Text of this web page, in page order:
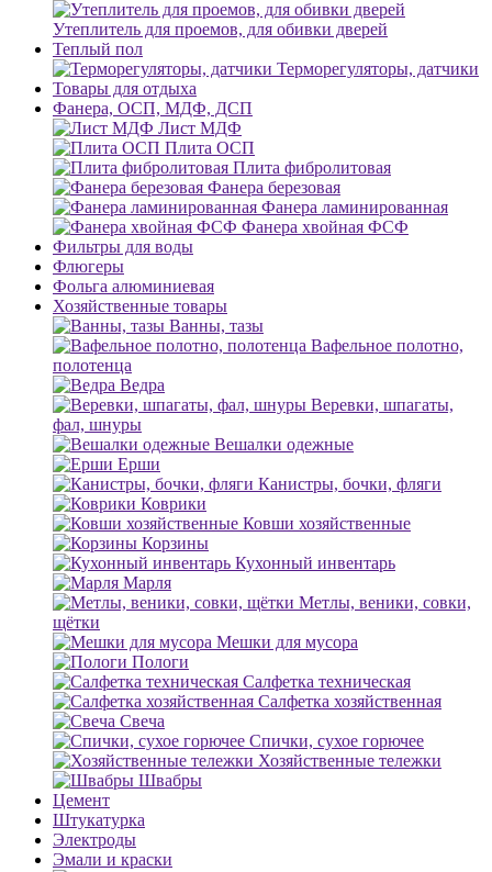
Утеплитель для проемов, для обивки дверей
Теплый пол
Терморегуляторы, датчики
Товары для отдыха
Фанера, ОСП, МДФ, ДСП
Лист МДФ
Плита ОСП
Плита фибролитовая
Фанера березовая
Фанера ламинированная
Фанера хвойная ФСФ
Фильтры для воды
Флюгеры
Фольга алюминиевая
Хозяйственные товары
Ванны, тазы
Вафельное полотно,
полотенца
Ведра
Веревки, шпагаты,
фал, шнуры
Вешалки одежные
Ерши
Канистры, бочки, фляги
Коврики
Ковши хозяйственные
Корзины
Кухонный инвентарь
Марля
Метлы, веники, совки,
щётки
Мешки для мусора
Пологи
Салфетка техническая
Салфетка хозяйственная
Свеча
Спички, сухое горючее
Хозяйственные тележки
Швабры
Цемент
Штукатурка
Электроды
Эмали и краски